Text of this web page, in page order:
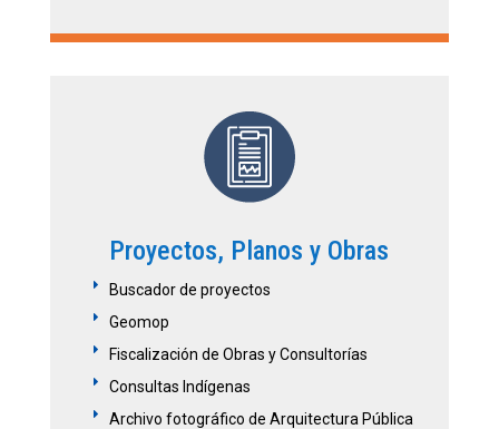
Proyectos, Planos y Obras
E Buscador de proyectos
E Geomop
E Fiscalización de Obras y Consultorías
E Consultas Indígenas
E Archivo fotográfico de Arquitectura Pública